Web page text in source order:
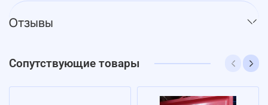
Отзывы
Сопутствующие товары